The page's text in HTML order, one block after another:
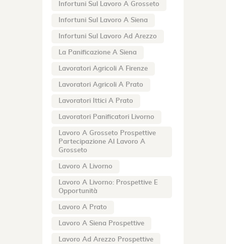
Infortuni Sul Lavoro A Grosseto
Infortuni Sul Lavoro A Siena
Infortuni Sul Lavoro Ad Arezzo
La Panificazione A Siena
Lavoratori Agricoli A Firenze
Lavoratori Agricoli A Prato
Lavoratori Ittici A Prato
Lavoratori Panificatori Livorno
Lavoro A Grosseto Prospettive
Partecipazione Al Lavoro A
Grosseto
Lavoro A Livorno
Lavoro A Livorno: Prospettive E
Opportunità
Lavoro A Prato
Lavoro A Siena Prospettive
Lavoro Ad Arezzo Prospettive